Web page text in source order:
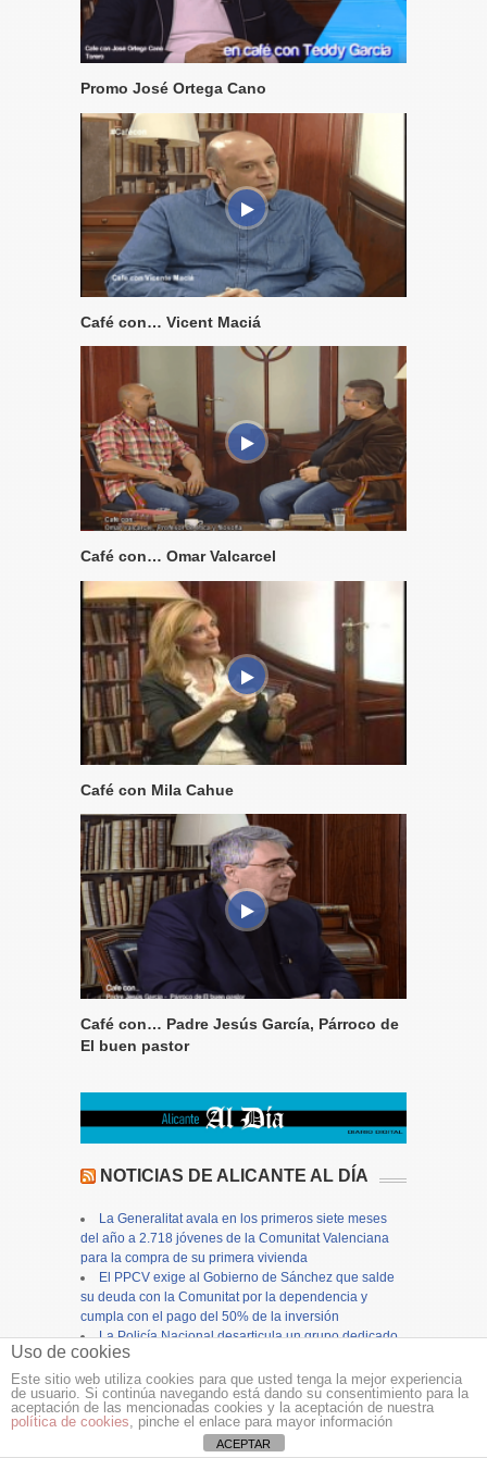
Promo José Ortega Cano
Café con… Vicent Maciá
Café con… Omar Valcarcel
Café con Mila Cahue
Café con… Padre Jesús García, Párroco de
El buen pastor
NOTICIAS DE ALICANTE AL DÍA
La Generalitat avala en los primeros siete meses
del año a 2.718 jóvenes de la Comunitat Valenciana
para la compra de su primera vivienda
El PPCV exige al Gobierno de Sánchez que salde
su deuda con la Comunitat por la dependencia y
cumpla con el pago del 50% de la inversión
La Policía Nacional desarticula un grupo dedicado
a estafar a compraventas de oro con joyas falsificadas
La investigación por delitos contra un matrimonio
de avanzada edad y vulnerable destapa un laboratorio
de drogas clandestino
El cartel oficial y libro de fiestas 2026 fusiona en
una impactante imagen todos los elementos de la
Uso de cookies
Este sitio web utiliza cookies para que usted tenga la mejor experiencia
de usuario. Si continúa navegando está dando su consentimiento para la
aceptación de las mencionadas cookies y la aceptación de nuestra
política de cookies, pinche el enlace para mayor información
ACEPTAR